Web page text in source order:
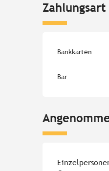
Zahlungsart
Bankkarten
Bar